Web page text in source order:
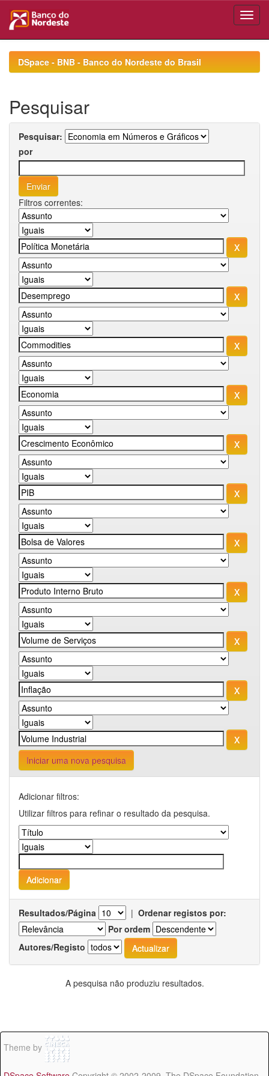
navigationDSpace - BNB - Banco do Nordeste do Brasil
Pesquisar
Pesquisar:
por
Filtros correntes:
Iniciar uma nova pesquisa
Adicionar filtros:
Utilizar filtros para refinar o resultado da pesquisa.
Resultados/Página | Ordenar registos por:
Por ordem
Autores/Registo
A pesquisa não produziu resultados.
Theme by